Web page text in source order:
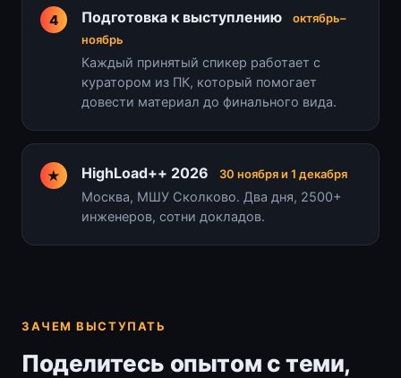
Подготовка к выступлению
октябрь–
ноябрь
Каждый принятый спикер работает с
куратором из ПК, который помогает
довести материал до финального вида.
HighLoad++ 2026 30 ноября и 1 декабря
Москва, МШУ Сколково. Два дня, 2500+
инженеров, сотни докладов.
ЗАЧЕМ ВЫСТУПАТЬ
Поделитесь опытом с теми,